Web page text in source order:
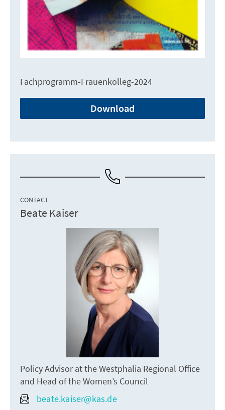
Fachprogramm-Frauenkolleg-2024
Download
CONTACT
Beate Kaiser
Policy Advisor at the Westphalia Regional Office
and Head of the Women’s Council
beate.kaiser@kas.de